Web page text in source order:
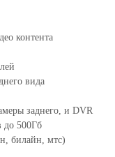
контента
вида
заднего, и DVR
до 500Гб
билайн, мтс)